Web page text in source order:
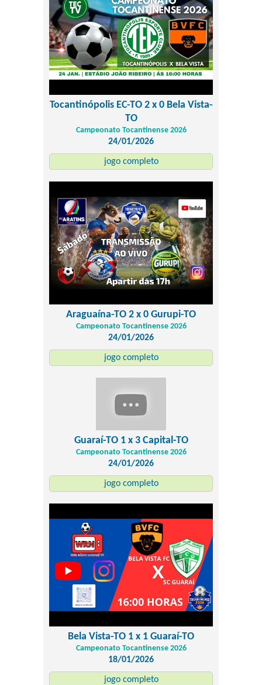
Tocantinópolis EC-TO 2 x 0 Bela Vista-
TO
Campeonato Tocantinense 2026
24/01/2026
jogo completo
Araguaína-TO 2 x 0 Gurupi-TO
Campeonato Tocantinense 2026
24/01/2026
jogo completo
Guaraí-TO 1 x 3 Capital-TO
Campeonato Tocantinense 2026
24/01/2026
jogo completo
Bela Vista-TO 1 x 1 Guaraí-TO
Campeonato Tocantinense 2026
18/01/2026
jogo completo